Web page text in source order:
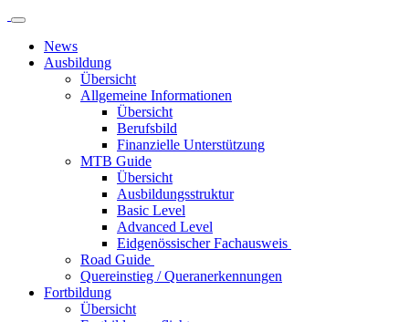
News
Ausbildung
Übersicht
Allgemeine Informationen
Übersicht
Berufsbild
Finanzielle Unterstützung
MTB Guide
Übersicht
Ausbildungsstruktur
Basic Level
Advanced Level
Eidgenössischer Fachausweis
Road Guide
Quereinstieg / Queranerkennungen
Fortbildung
Übersicht